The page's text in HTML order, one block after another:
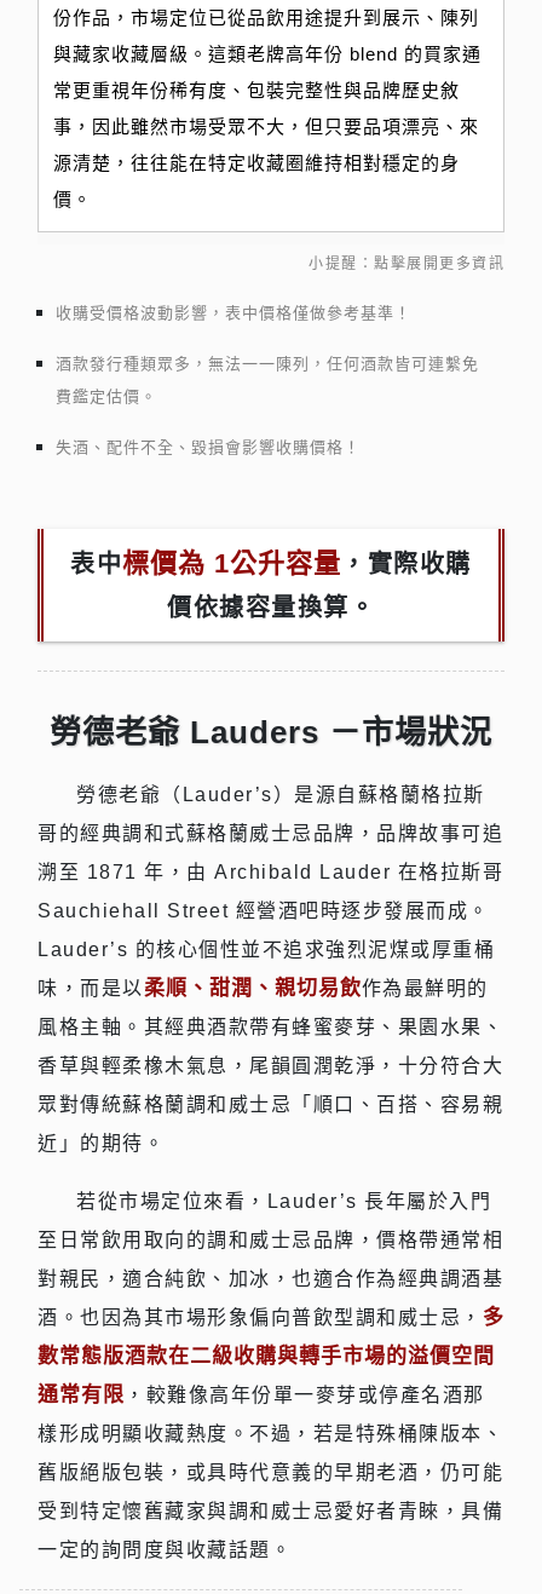
份作品，市場定位已從品飲用途提升到展示、陳列
與藏家收藏層級。這類老牌高年份 blend 的買家通
常更重視年份稀有度、包裝完整性與品牌歷史敘
事，因此雖然市場受眾不大，但只要品項漂亮、來
源清楚，往往能在特定收藏圈維持相對穩定的身
價。
小提醒：點擊展開更多資訊
收購受價格波動影響，表中價格僅做參考基準！
酒款發行種類眾多，無法一一陳列，任何酒款皆可連繫免
費鑑定估價。
失酒、配件不全、毀損會影響收購價格！
表中標價為 1公升容量 ，實際收購
價依據容量換算。
勞德老爺 Lauders －市場狀況
勞德老爺（Lauder’s）是源自蘇格蘭格拉斯
哥的經典調和式蘇格蘭威士忌品牌，品牌故事可追
溯至 1871 年，由 Archibald Lauder 在格拉斯哥
Sauchiehall Street 經營酒吧時逐步發展而成。
Lauder’s 的核心個性並不追求強烈泥煤或厚重桶
味，而是以 柔順、甜潤、親切易飲作為最鮮明的
風格主軸。其經典酒款帶有蜂蜜麥芽、果園水果、
香草與輕柔橡木氣息，尾韻圓潤乾淨，十分符合大
眾對傳統蘇格蘭調和威士忌「順口、百搭、容易親
近」的期待。
若從市場定位來看，Lauder’s 長年屬於入門
至日常飲用取向的調和威士忌品牌，價格帶通常相
對親民，適合純飲、加冰，也適合作為經典調酒基
酒。也因為其市場形象偏向普飲型調和威士忌， 多
數常態版酒款在二級收購與轉手市場的溢價空間
通常有限 ，較難像高年份單一麥芽或停產名酒那
樣形成明顯收藏熱度。不過，若是特殊桶陳版本、
舊版絕版包裝，或具時代意義的早期老酒，仍可能
受到特定懷舊藏家與調和威士忌愛好者青睞，具備
一定的詢問度與收藏話題。